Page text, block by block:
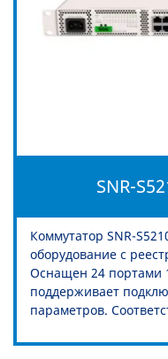
SNR-
Коммутатор SNR-
оборудование с
Оснащен 24 портами
поддерживает
параметров.